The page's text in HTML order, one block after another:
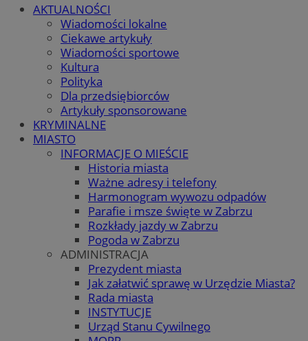
AKTUALNOŚCI
Wiadomości lokalne
Ciekawe artykuły
Wiadomości sportowe
Kultura
Polityka
Dla przedsiębiorców
Artykuły sponsorowane
KRYMINALNE
MIASTO
INFORMACJE O MIEŚCIE
Historia miasta
Ważne adresy i telefony
Harmonogram wywozu odpadów
Parafie i msze święte w Zabrzu
Rozkłady jazdy w Zabrzu
Pogoda w Zabrzu
ADMINISTRACJA
Prezydent miasta
Jak załatwić sprawę w Urzędzie Miasta?
Rada miasta
INSTYTUCJE
Urząd Stanu Cywilnego